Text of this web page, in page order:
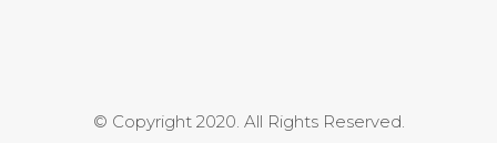
© Copyright 2020. All Rights Reserved.